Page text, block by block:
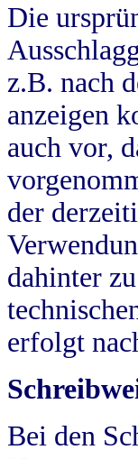
Die
z.B. nach
anzeigen
auch vor,
der
dahinter
erfolgt
Bei den